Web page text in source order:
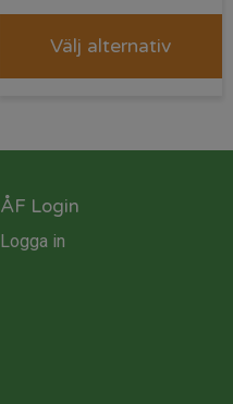
Välj alternativ
ÅF Login
Logga in